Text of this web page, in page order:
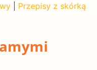
Przepisy z skórką